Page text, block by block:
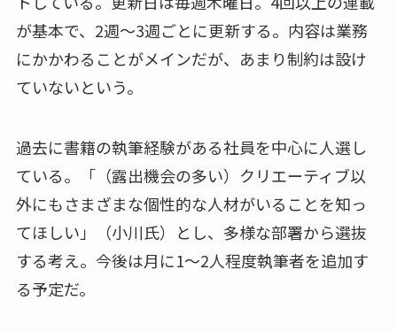
が基本で、2週～3週ごとに更新する。内容は業務
にかかわることがメインだが、あまり制約は設け
ていないという。
過去に書籍の執筆経験がある社員を中心に人選し
ている。「（露出機会の多い）クリエーティブ以
外にもさまざまな個性的な人材がいることを知っ
てほしい」（小川氏）とし、多様な部署から選抜
する考え。今後は月に1～2人程度執筆者を追加す
る予定だ。